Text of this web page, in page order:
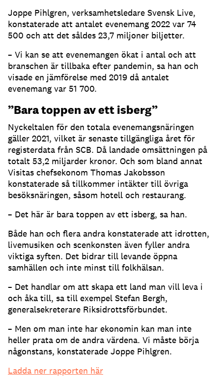
Joppe Pihlgren, verksamhetsledare Svensk Live,
konstaterade att antalet evenemang 2022 var 74
500 och att det såldes 23,7 miljoner biljetter.
– Vi kan se att evenemangen ökat i antal och att
branschen är tillbaka efter pandemin, sa han och
visade en jämförelse med 2019 då antalet
evenemang var 51 700.
”Bara toppen av ett isberg”
Nyckeltalen för den totala evenemangsnäringen
gäller 2021, vilket är senaste tillgängliga året för
registerdata från SCB. Då landade omsättningen på
totalt 53,2 miljarder kronor. Och som bland annat
Visitas chefsekonom Thomas Jakobsson
konstaterade så tillkommer intäkter till övriga
besöksnäringen, såsom hotell och restaurang.
– Det här är bara toppen av ett isberg, sa han.
Både han och flera andra konstaterade att idrotten,
livemusiken och scenkonsten även fyller andra
viktiga syften. Det bidrar till levande öppna
samhällen och inte minst till folkhälsan.
– Det handlar om att skapa ett land man vill leva i
och åka till, sa till exempel Stefan Bergh,
generalsekreterare Riksidrottsförbundet.
– Men om man inte har ekonomin kan man inte
heller prata om de andra värdena. Vi måste börja
någonstans, konstaterade Joppe Pihlgren.
Ladda ner rapporten här